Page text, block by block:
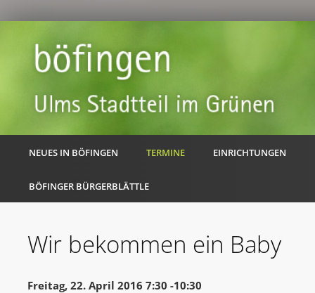
NEUES IN BÖFINGEN TERMINE EINRICHTUNGEN
BÖFINGER BÜRGERBLÄTTLE
Wir bekommen ein Baby
Freitag, 22. April 2016 7:30 -10:30